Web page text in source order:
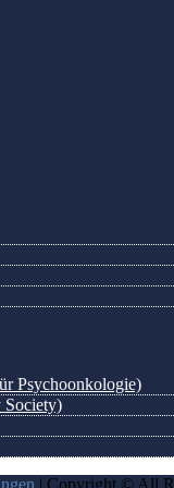
Psychoonkologie)
Society)
| Copyright © All